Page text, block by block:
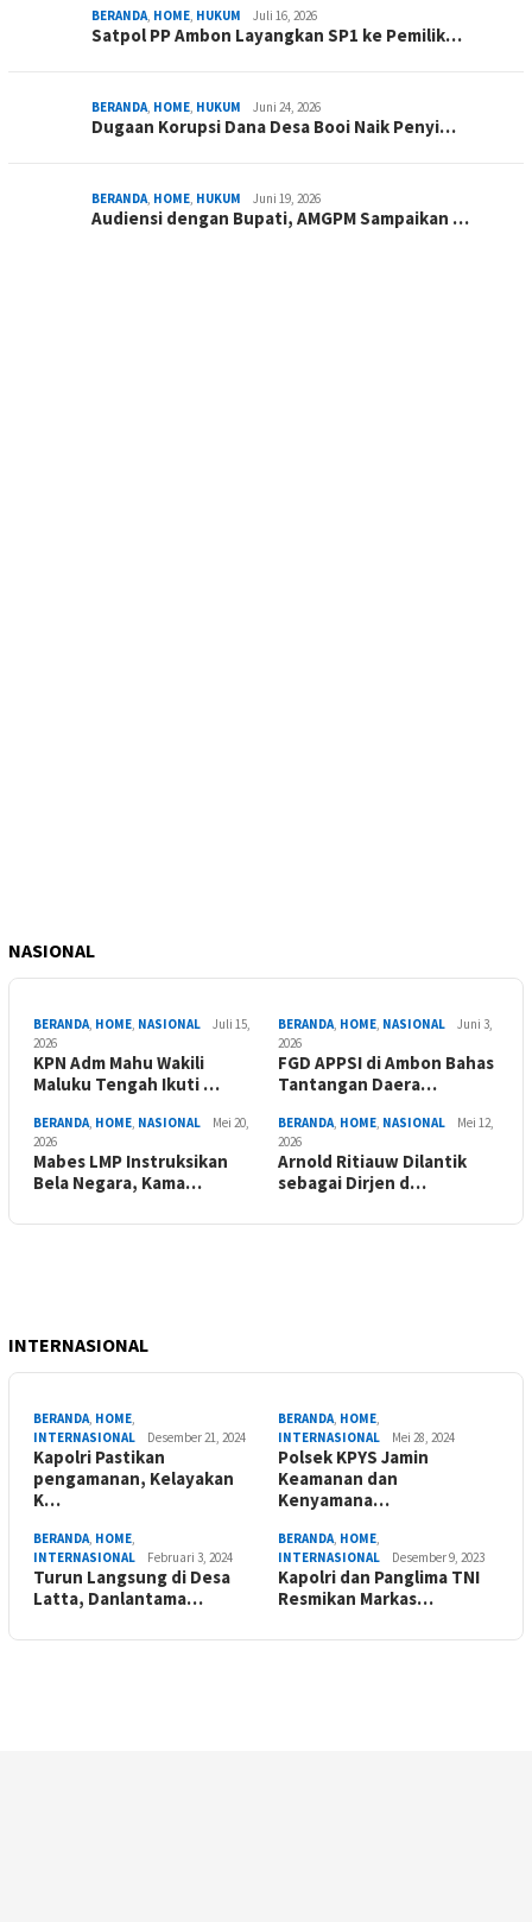
BERANDA, HOME, HUKUM Juli 16, 2026
Satpol PP Ambon Layangkan SP1 ke Pemilik…
BERANDA, HOME, HUKUM Juni 24, 2026
Dugaan Korupsi Dana Desa Booi Naik Penyi…
BERANDA, HOME, HUKUM Juni 19, 2026
Audiensi dengan Bupati, AMGPM Sampaikan …
NASIONAL
BERANDA, HOME, NASIONAL
Juli 15,
2026
KPN Adm Mahu Wakili
Maluku Tengah Ikuti …
BERANDA, HOME, NASIONAL
Juni 3,
2026
FGD APPSI di Ambon Bahas
Tantangan Daera…
BERANDA, HOME, NASIONAL
Mei 20,
2026
Mabes LMP Instruksikan
Bela Negara, Kama…
BERANDA, HOME, NASIONAL
Mei 12,
2026
Arnold Ritiauw Dilantik
sebagai Dirjen d…
INTERNASIONAL
BERANDA, HOME,
INTERNASIONAL
Desember 21, 2024
Kapolri Pastikan
pengamanan, Kelayakan
K…
BERANDA, HOME,
INTERNASIONAL
Mei 28, 2024
Polsek KPYS Jamin
Keamanan dan
Kenyamana…
BERANDA, HOME,
INTERNASIONAL
Februari 3, 2024
Turun Langsung di Desa
Latta, Danlantama…
BERANDA, HOME,
INTERNASIONAL
Desember 9, 2023
Kapolri dan Panglima TNI
Resmikan Markas…